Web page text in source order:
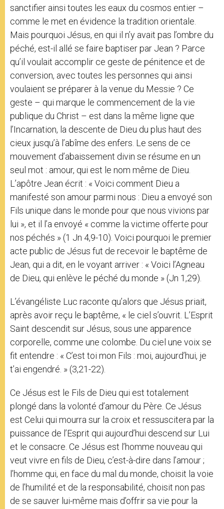
sanctifier ainsi toutes les eaux du cosmos entier –
comme le met en évidence la tradition orientale.
Mais pourquoi Jésus, en qui il n’y avait pas l’ombre du
péché, est-il allé se faire baptiser par Jean ? Parce
qu’il voulait accomplir ce geste de pénitence et de
conversion, avec toutes les personnes qui ainsi
voulaient se préparer à la venue du Messie ? Ce
geste – qui marque le commencement de la vie
publique du Christ – est dans la même ligne que
l’Incarnation, la descente de Dieu du plus haut des
cieux jusqu’à l’abîme des enfers. Le sens de ce
mouvement d’abaissement divin se résume en un
seul mot : amour, qui est le nom même de Dieu.
L’apôtre Jean écrit : « Voici comment Dieu a
manifesté son amour parmi nous : Dieu a envoyé son
Fils unique dans le monde pour que nous vivions par
lui », et il l’a envoyé « comme la victime offerte pour
nos péchés » (1 Jn 4,9-10). Voici pourquoi le premier
acte public de Jésus fut de recevoir le baptême de
Jean, qui a dit, en le voyant arriver : « Voici l’Agneau
de Dieu, qui enlève le péché du monde » (Jn 1,29).
L’évangéliste Luc raconte qu’alors que Jésus priait,
après avoir reçu le baptême, « le ciel s’ouvrit. L’Esprit
Saint descendit sur Jésus, sous une apparence
corporelle, comme une colombe. Du ciel une voix se
fit entendre : « C’est toi mon Fils : moi, aujourd’hui, je
t’ai engendré. » (3,21-22).
Ce Jésus est le Fils de Dieu qui est totalement
plongé dans la volonté d’amour du Père. Ce Jésus
est Celui qui mourra sur la croix et ressuscitera par la
puissance de l’Esprit qui aujourd’hui descend sur Lui
et le consacre. Ce Jésus est l’homme nouveau qui
veut vivre en fils de Dieu, c’est-à-dire dans l’amour ;
l’homme qui, en face du mal du monde, choisit la voie
de l’humilité et de la responsabilité, choisit non pas
de se sauver lui-même mais d’offrir sa vie pour la